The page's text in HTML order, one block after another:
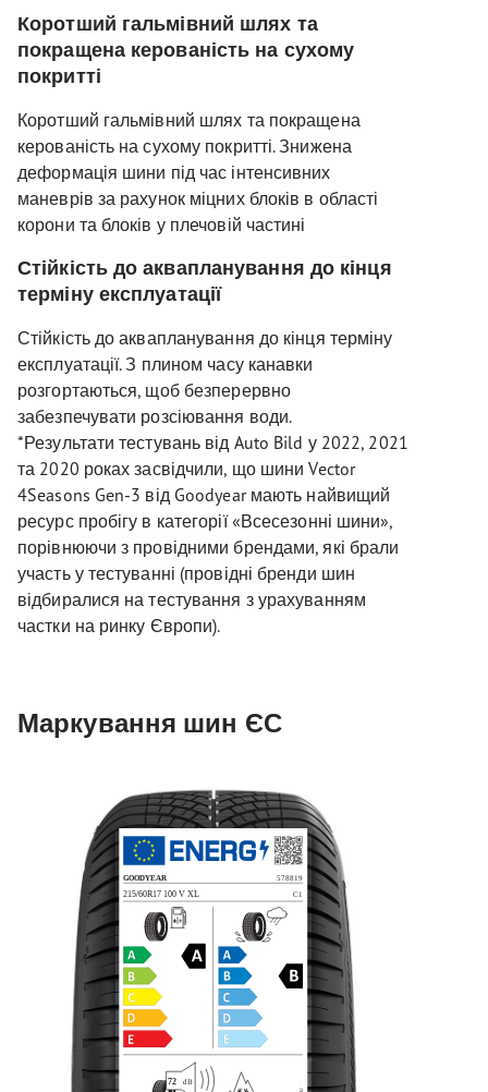
Коротший гальмівний шлях та
покращена керованість на сухому
покритті
Коротший гальмівний шлях та покращена
керованість на сухому покритті. Знижена
деформація шини під час інтенсивних
маневрів за рахунок міцних блоків в області
корони та блоків у плечовій частині
Стійкість до аквапланування до кінця
терміну експлуатації
Стійкість до аквапланування до кінця терміну
експлуатації. З плином часу канавки
розгортаються, щоб безперервно
забезпечувати розсіювання води.
*Результати тестувань від Auto Bild у 2022, 2021
та 2020 роках засвідчили, що шини Vector
4Seasons Gen-3 від Goodyear мають найвищий
ресурс пробігу в категорії «Всесезонні шини»,
порівнюючи з провідними брендами, які брали
участь у тестуванні (провідні бренди шин
відбиралися на тестування з урахуванням
частки на ринку Європи).
Маркування шин ЄС